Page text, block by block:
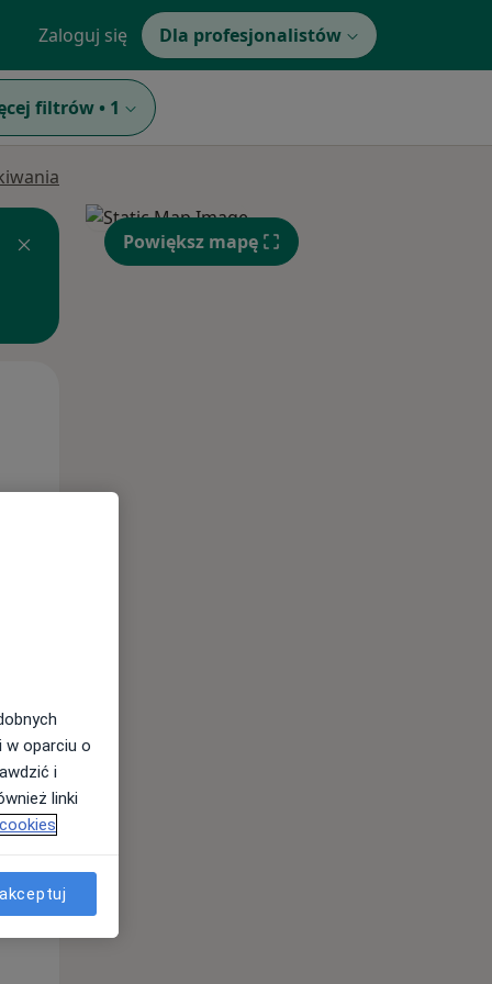
Zaloguj się Dla profesjonalistów
filtrów • 1
Wt,
11 Sie
Powiększ mapę
w oparciu o
i
linki